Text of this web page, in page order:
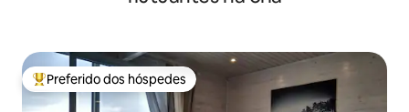
Entre os melhores preferidos dos hóspedes
Preferido dos hóspedes